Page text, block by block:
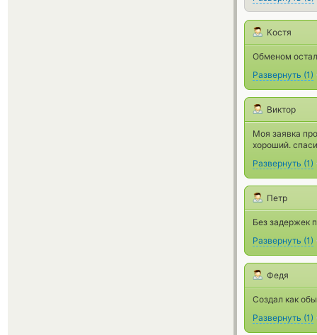
Костя
Обменом
Развернуть (1)
Виктор
Моя заявка
хороший.
Развернуть (1)
Петр
Без задержек
Развернуть (1)
Федя
Создал как
Развернуть (1)